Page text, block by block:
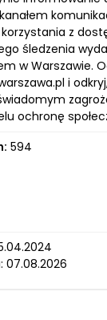
z
śledzenia
w Warszawie.
i
ochronę
594
07.08.2026